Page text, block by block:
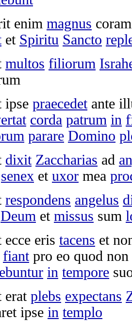
enim magnus
et Spiritu Sancto
multos filiorum
praecedetante
corda patrum in
parare Domino
dixit Zaccharias ad
senex et uxor mea
respondens angelus
Deum et missus sum
ecce eris tacens et
fiantpro eo quod non
in tempore
erat plebs expectans
ipse in templo